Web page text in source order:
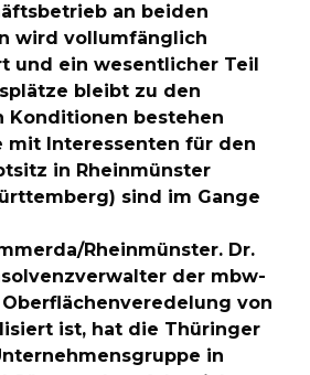
an beiden
wird vollumfänglich
und ein wesentlicher Teil
bleibt zu den
Konditionen bestehen
mit Interessenten für den
in Rheinmünster
sind im Gange
Rheinmünster. Dr.
der mbw-
von
ist, hat die Thüringer
in